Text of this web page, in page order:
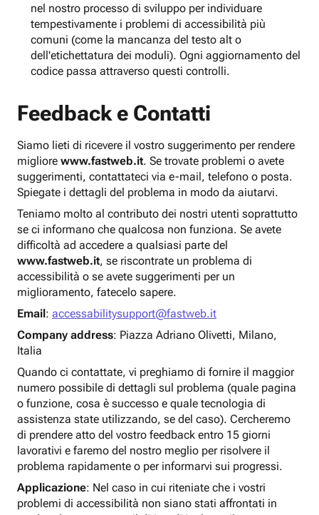
nel nostro processo di sviluppo per individuare
tempestivamente i problemi di accessibilità più
comuni (come la mancanza del testo alt o
dell'etichettatura dei moduli). Ogni aggiornamento del
codice passa attraverso questi controlli.
Feedback e Contatti
Siamo lieti di ricevere il vostro suggerimento per rendere
migliore www.fastweb.it. Se trovate problemi o avete
suggerimenti, contattateci via e-mail, telefono o posta.
Spiegate i dettagli del problema in modo da aiutarvi.
Teniamo molto al contributo dei nostri utenti soprattutto
se ci informano che qualcosa non funziona. Se avete
difficoltà ad accedere a qualsiasi parte del
www.fastweb.it, se riscontrate un problema di
accessibilità o se avete suggerimenti per un
miglioramento, fatecelo sapere.
Email: accessabilitysupport@fastweb.it
Company address: Piazza Adriano Olivetti, Milano,
Italia
Quando ci contattate, vi preghiamo di fornire il maggior
numero possibile di dettagli sul problema (quale pagina
o funzione, cosa è successo e quale tecnologia di
assistenza state utilizzando, se del caso). Cercheremo
di prendere atto del vostro feedback entro 15 giorni
lavorativi e faremo del nostro meglio per risolvere il
problema rapidamente o per informarvi sui progressi.
Applicazione: Nel caso in cui riteniate che i vostri
problemi di accessibilità non siano stati affrontati in